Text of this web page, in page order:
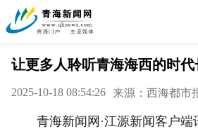
让更多人聆听青海海西的时代
2025-10-18 08:54:26 来源：西海都市
青海新闻网·江源新闻客户端